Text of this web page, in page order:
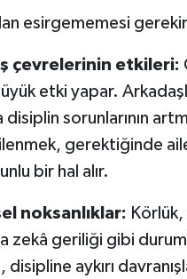
esirgememesi
çevrelerinin etkileri:
etki yapar.
disiplin sorunlarının
gerektiğinde
bir hal alır.
noksanlıklar: Körlük,
zekâ geriliği gibi
aykırı